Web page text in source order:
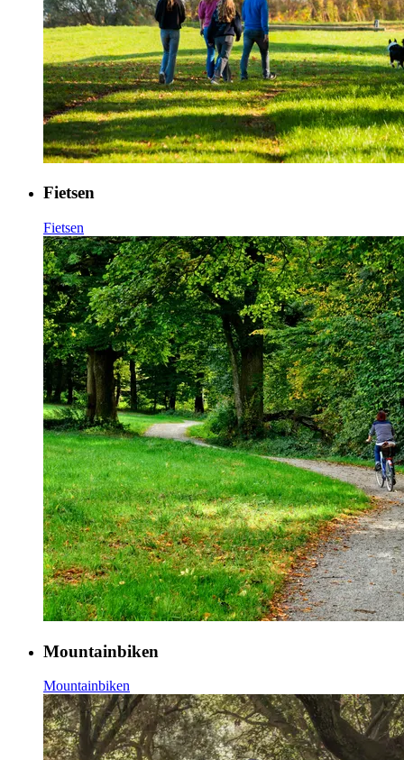
Fietsen
Fietsen
Mountainbiken
Mountainbiken